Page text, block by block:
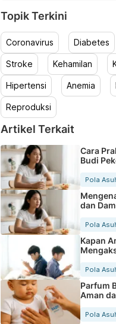
Topik Terkini
Coronavirus Diabetes
Stroke Kehamilan
Hipertensi Anemia
Reproduksi
Artikel Terkait
Cara
Budi
Pola
dan
Pola
Kapan
Pahami
Pola
Parfum
Aman
Hari
Pola